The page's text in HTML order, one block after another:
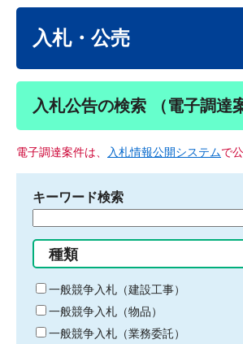
入札・公売
入札公告の検索 （電子調達
電子調達案件は、 入札情報公開システムで
キーワード検索
る
キ
ー
ワ
ー
種類
一般競争入札（建設工事）
一般競争入札（物品）
一般競争入札（業務委託）